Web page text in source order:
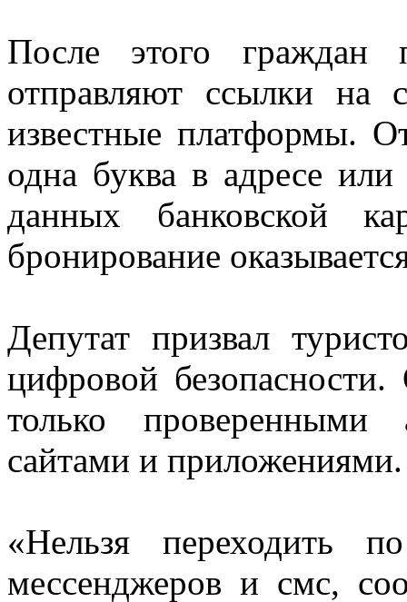
После этого граждан
отправляют ссылки на
известные платформы.
одна буква в адресе
данных банковской
бронирование
Депутат призвал
цифровой безопасности.
только проверенными
сайтами и приложениями.
«Нельзя переходить
мессенджеров и смс,